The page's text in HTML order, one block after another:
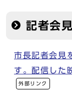
記者会
市長記者会見
す。配信した
外部リンク